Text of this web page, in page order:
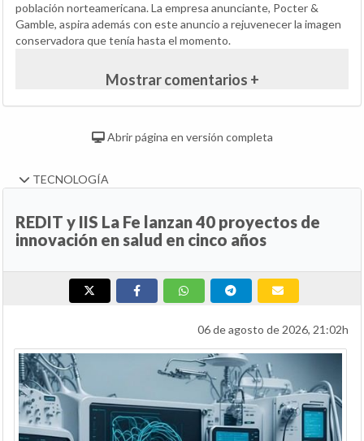
población norteamericana. La empresa anunciante, Pocter &
Gamble, aspira además con este anuncio a rejuvenecer la imagen
conservadora que tenía hasta el momento.
Mostrar comentarios +
Abrir página en versión completa
TECNOLOGÍA
REDIT y IIS La Fe lanzan 40 proyectos de
innovación en salud en cinco años
06 de agosto de 2026, 21:02h